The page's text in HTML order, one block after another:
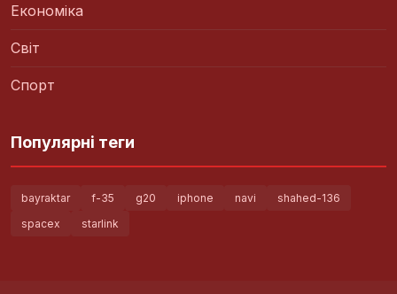
Економіка
Світ
Спорт
Популярні теги
bayraktar f-35 g20 iphone navi
shahed-136
spacex
starlink